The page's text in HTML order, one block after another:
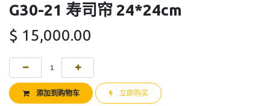
G30-21 寿司帘 24*24cm
$ 15,000.00
添加到购物车 立即购买